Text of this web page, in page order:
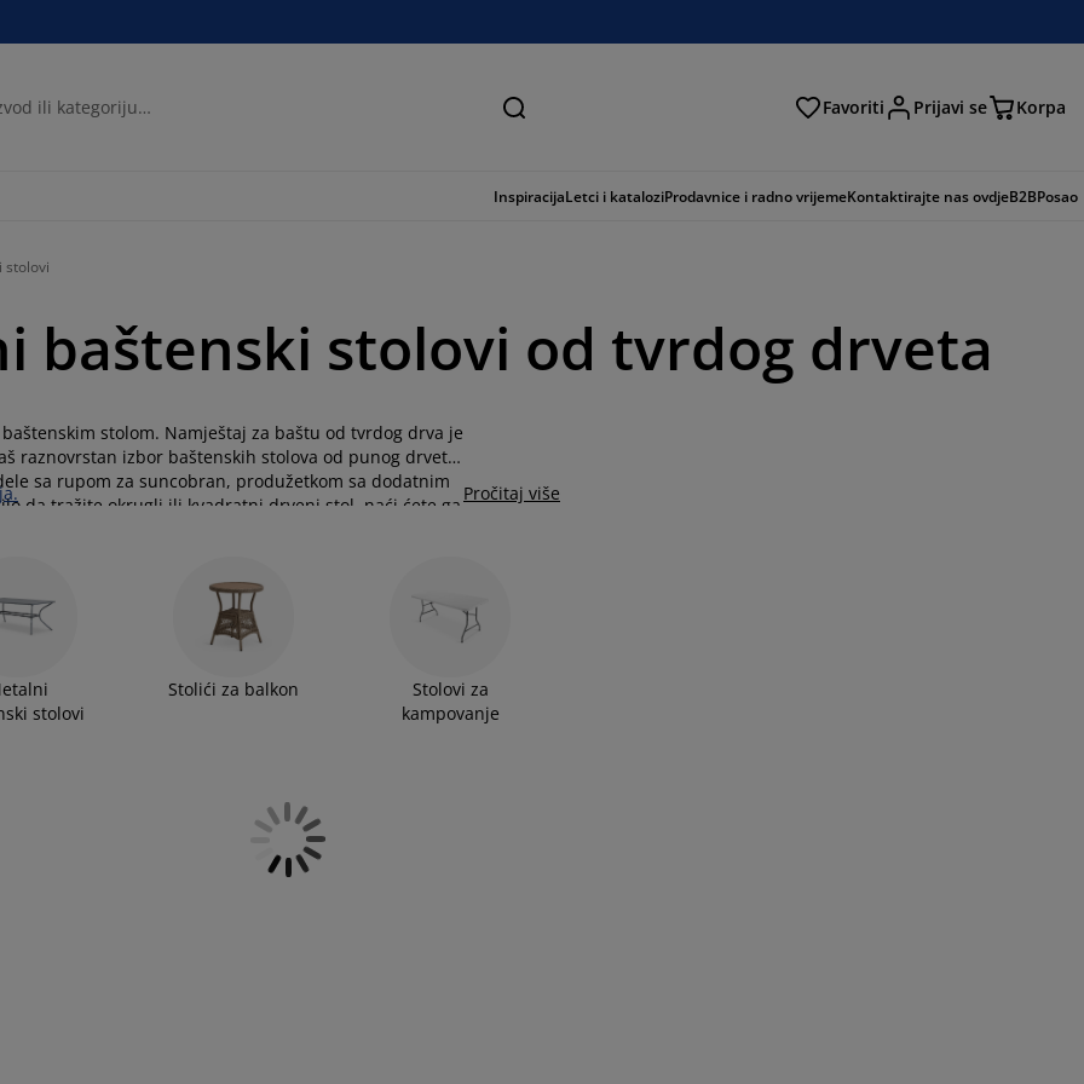
Traži Favoriti Prijavi se Korpa
InspiracijaLetci i kataloziProdavnice i radno vrijemeKontaktirajte nas ovdjeB2BPosao
stolovi
baštenski stolovi od tvrdog drveta
stolom. Namještaj za baštu od tvrdog drva je
raznovrstan izbor baštenskih stolova od punog drveta
sa rupom za suncobran, produžetkom sa dodatnim
da tražite okrugli ili kvadratni drveni stol, naći ćete ga
Pročitaj više
stolovi
Stolići za balkon
Stolovi za
kampovanje